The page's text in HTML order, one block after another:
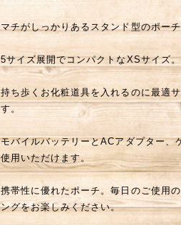
マチがしっかりあるスタンド型のポー
5サイズ展開でコンパクトなXSサイズ。
持ち歩くお化粧道具を入れるのに最適
す。
モバイルバッテリーとACアダプター、
使用いただけます。
携帯性に優れたポーチ。毎日のご使用
ングをお楽しみください。